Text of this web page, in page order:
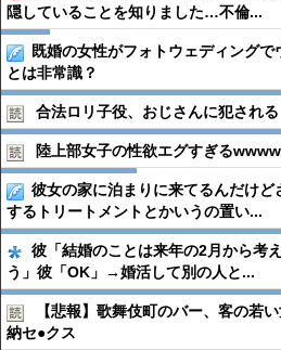
隠していることを知りました…不倫...
既婚の女性がフォトウェディングで
とは非常識？
合法ロリ子役、おじさんに犯される
陸上部女子の性欲エグすぎる
彼女の家に泊まりに来てるんだけ
するトリートメントとかいうの置い...
彼「結婚のことは来年の2月から考
う」彼「OK」→婚活して別の人と...
【悲報】歌舞伎町のバー、客の若
納セ●︎クス